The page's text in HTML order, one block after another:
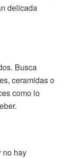
delicada
Busca
ceramidas o
como lo
no hay